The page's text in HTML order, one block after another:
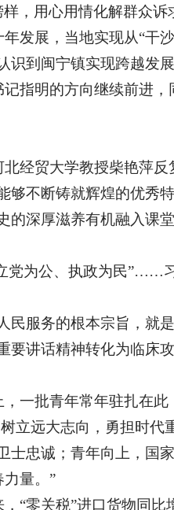
样，用心用情化解群众
发展，当地实现从“干沙
识到闽宁镇实现跨越发
指明的方向继续前进
经贸大学教授柴艳萍反
够不断铸就辉煌的优
深厚滋养有机融入课
党为公、执政为民
民服务的根本宗旨，就
要讲话精神转化为临
一批青年常年驻扎在此
立远大志向，勇担时
士忠诚；青年向上，
量。”
“零关税”进口货物同